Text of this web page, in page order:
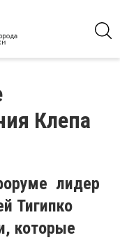
Клепа
лидер
Тигипко
которые